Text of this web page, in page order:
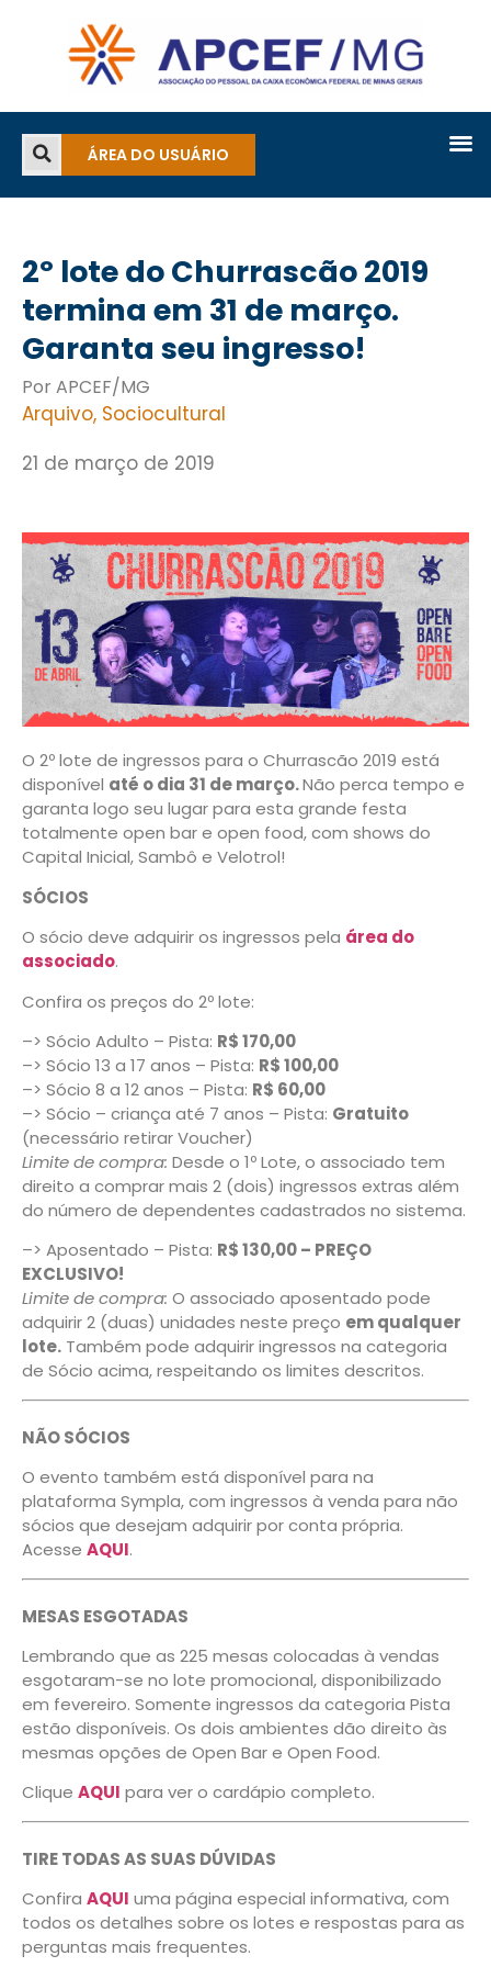
ÁREA DO USUÁRIO
2º lote do Churrascão 2019
termina em 31 de março.
Garanta seu ingresso!
Por APCEF/MG
Arquivo, Sociocultural
21 de março de 2019
O 2º lote de ingressos para o Churrascão 2019 está
disponível até o dia 31 de março.Não perca tempo e
garanta logo seu lugar para esta grande festa
totalmente open bar e open food, com shows do
Capital Inicial, Sambô e Velotrol!
SÓCIOS
O sócio deve adquirir os ingressos pela área do
associado.
Confira os preços do 2º lote:
–> Sócio Adulto – Pista: R$ 170,00
–> Sócio 13 a 17 anos – Pista: R$ 100,00
–> Sócio 8 a 12 anos – Pista: R$ 60,00
–> Sócio – criança até 7 anos – Pista: Gratuito
(necessário retirar Voucher)
Limite de compra: Desde o 1º Lote, o associado tem
direito a comprar mais 2 (dois) ingressos extras além
do número de dependentes cadastrados no sistema.
–> Aposentado – Pista: R$ 130,00 – PREÇO
EXCLUSIVO!
Limite de compra: O associado aposentado pode
adquirir 2 (duas) unidades neste preço em qualquer
lote. Também pode adquirir ingressos na categoria
de Sócio acima, respeitando os limites descritos.
NÃO SÓCIOS
O evento também está disponível para na
plataforma Sympla, com ingressos à venda para não
sócios que desejam adquirir por conta própria.
Acesse AQUI.
MESAS ESGOTADAS
Lembrando que as 225 mesas colocadas à vendas
esgotaram-se no lote promocional, disponibilizado
em fevereiro. Somente ingressos da categoria Pista
estão disponíveis. Os dois ambientes dão direito às
mesmas opções de Open Bar e Open Food.
Clique AQUI para ver o cardápio completo.
TIRE TODAS AS SUAS DÚVIDAS
Confira AQUI uma página especial informativa, com
todos os detalhes sobre os lotes e respostas para as
perguntas mais frequentes.